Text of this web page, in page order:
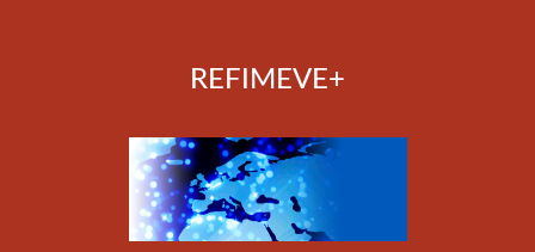
REFIMEVE+